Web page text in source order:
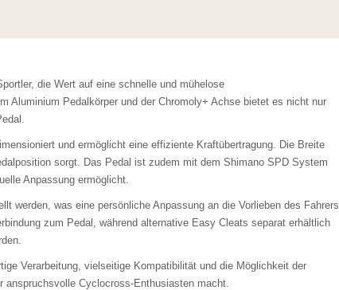
die Wert auf eine schnelle und mühelose
Aluminium Pedalkörper und der Chromoly+ Achse bietet es nicht nur
und ermöglicht eine effiziente Kraftübertragung. Die Breite
sorgt. Das Pedal ist zudem mit dem Shimano SPD System
Anpassung ermöglicht.
werden, was eine persönliche Anpassung an die Vorlieben des Fahrers
zum Pedal, während alternative Easy Cleats separat erhältlich
Verarbeitung, vielseitige Kompatibilität und die Möglichkeit der
anspruchsvolle Cyclocross-Enthusiasten macht.